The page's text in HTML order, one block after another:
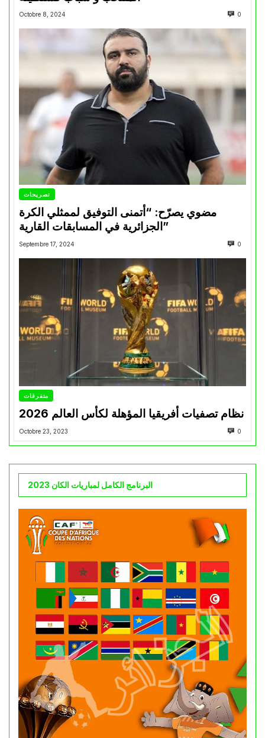
Octobre 8, 2024 0
تصريحات
مضوي يصرّح: “أتمنى التوفيق لممثلي الكرة
الجزائرية في المسابقات القارية”
Septembre 17, 2024 0
متفرقات
نظام تصفيات أفريقيا المؤهلة لكأس العالم 2026
Octobre 23, 2023 0
البرنامج الكامل لمباريات الكان 2023